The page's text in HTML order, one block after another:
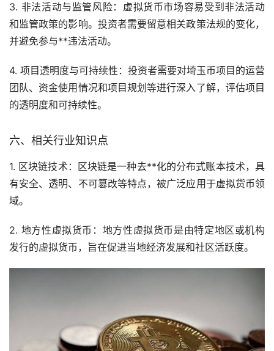
3. 非法活动与监管风险：虚拟货币市场容易受到非法活动
和监管政策的影响。投资者需要留意相关政策法规的变化，
并避免参与**违法活动。
4. 项目透明度与可持续性：投资者需要对埼玉币项目的运营
团队、资金使用情况和项目规划等进行深入了解，评估项目
的透明度和可持续性。
六、相关行业知识点
1. 区块链技术：区块链是一种去**化的分布式账本技术，具
有安全、透明、不可篡改等特点，被广泛应用于虚拟货币领
域。
2. 地方性虚拟货币：地方性虚拟货币是由特定地区或机构
发行的虚拟货币，旨在促进当地经济发展和社区活跃度。